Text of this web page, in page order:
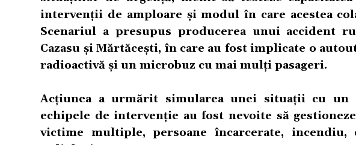
intervenții de amploare și modul în care acestea
Scenariul a presupus producerea unui accident
Cazasu și Mărtăcești, în care au fost implicate o
radioactivă și un microbuz cu mai mulți pasageri.
Acțiunea a urmărit simularea unei situații cu un
echipele de intervenție au fost nevoite să
victime multiple, persoane încarcerate,